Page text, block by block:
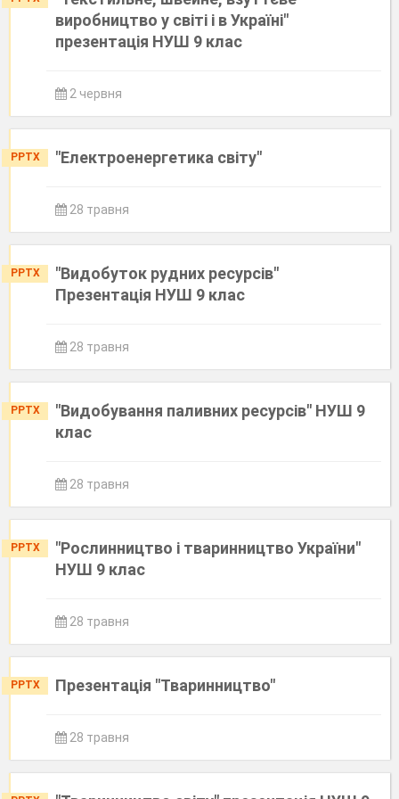
виробництво у світі і в Україні"
презентація НУШ 9 клас
2 червня
PPTX "Електроенергетика світу"
28 травня
PPTX
"Видобуток рудних ресурсів"
Презентація НУШ 9 клас
28 травня
PPTX
"Видобування паливних ресурсів" НУШ 9
клас
28 травня
PPTX
"Рослинництво і тваринництво України"
НУШ 9 клас
28 травня
PPTX Презентація "Тваринництво"
28 травня